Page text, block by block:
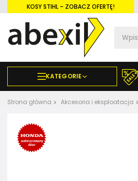
KOSY STIHL – ZOBACZ OFERTĘ!
KATEGORIE
Strona główna Akcesoria i eksploatacja